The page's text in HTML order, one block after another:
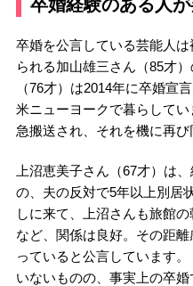
卒婚経験のある人
卒婚を公言している芸能人
られる加山雄三さん（85才
（76才）は2014年に卒婚宣
米ニューヨークで暮らして
急搬送され、それを機に再び
上沼恵美子さん（67才）は
の、夫の反対で5年以上別居
しに来て、上沼さんも旅館
など、関係は良好。その距
っていると公言しています
いないものの、事実上の卒婚